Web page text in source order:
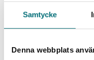
Samtycke
Denna webbplats
Linda Florén, en av